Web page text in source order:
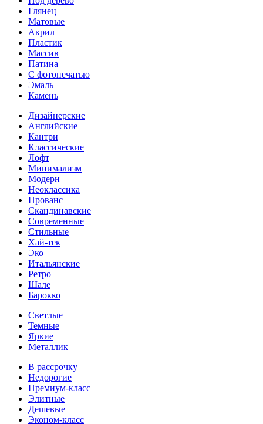
Глянец
Матовые
Акрил
Пластик
Массив
Патина
С фотопечатью
Эмаль
Камень
Дизайнерские
Английские
Кантри
Классические
Лофт
Минимализм
Модерн
Неоклассика
Прованс
Скандинавские
Современные
Стильные
Хай-тек
Эко
Итальянские
Ретро
Шале
Барокко
Светлые
Темные
Яркие
Металлик
В рассрочку
Недорогие
Премиум-класс
Элитные
Дешевые
Эконом-класс